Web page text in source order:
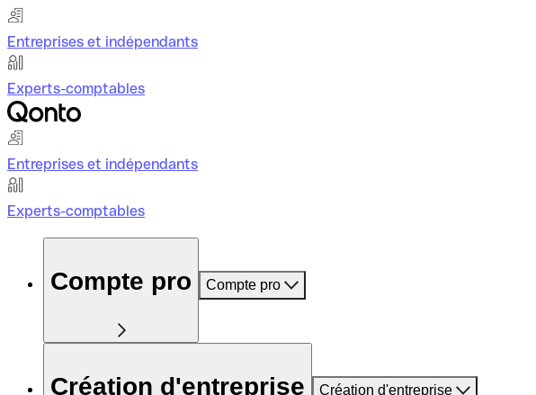
Entreprises et indépendants
Experts-comptables
Entreprises et indépendants
Experts-comptables
Compte pro Compte pro
Création d'entreprise Création d'entreprise